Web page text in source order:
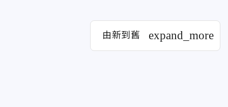
由新到舊 expand_more